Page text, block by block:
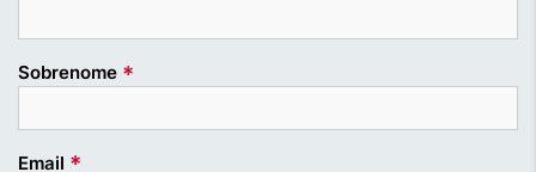
Sobrenome *
Email *